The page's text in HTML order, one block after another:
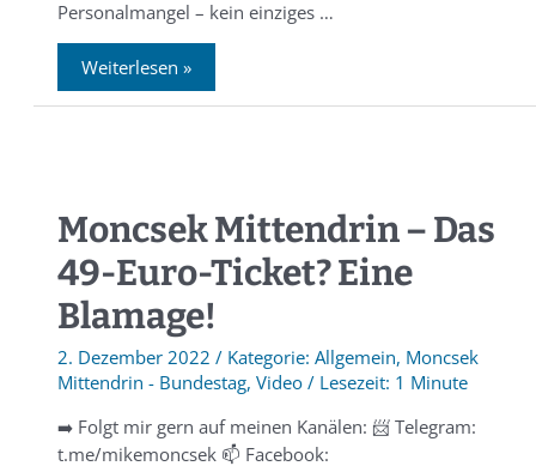
Personalmangel – kein einziges …
Weiterlesen »
Moncsek Mittendrin – Das
49-Euro-Ticket? Eine
Blamage!
2. Dezember 2022 / Allgemein, Moncsek
Mittendrin - Bundestag, Video/
1 Minute
➡️ Folgt mir gern auf meinen Kanälen: 📨 Telegram:
t.me/mikemoncsek 📫 Facebook: